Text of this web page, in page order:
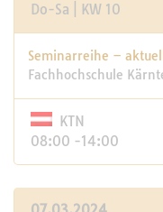
Do-Sa | KW 10
Seminarreihe –
Fachhochschule
KTN
08:00 -14:00